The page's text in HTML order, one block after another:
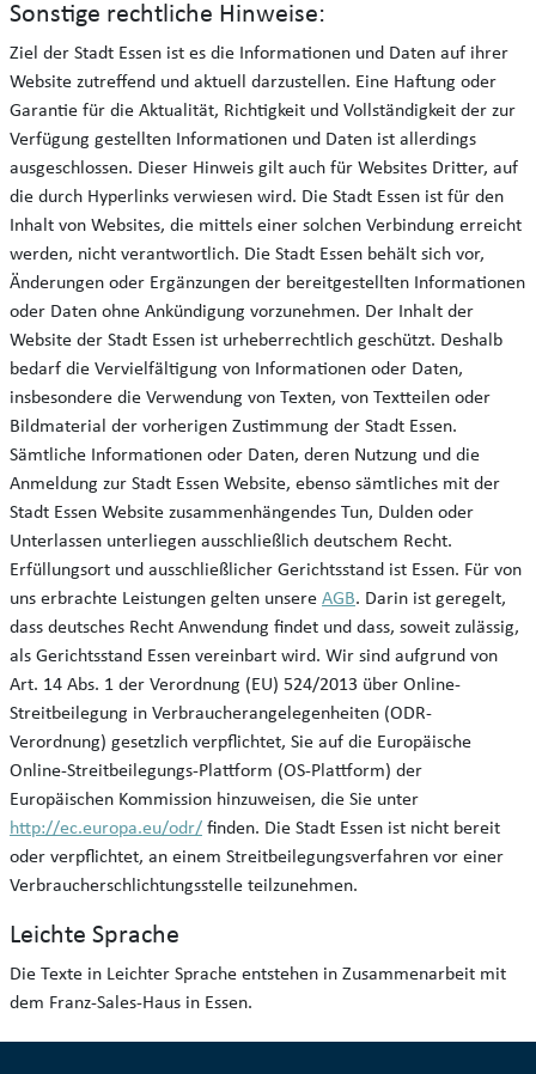
Sonstige rechtliche Hinweise:
Ziel der Stadt Essen ist es die Informationen und Daten auf ihrer
Website zutreffend und aktuell darzustellen. Eine Haftung oder
Garantie für die Aktualität, Richtigkeit und Vollständigkeit der zur
Verfügung gestellten Informationen und Daten ist allerdings
ausgeschlossen. Dieser Hinweis gilt auch für Websites Dritter, auf
die durch Hyperlinks verwiesen wird. Die Stadt Essen ist für den
Inhalt von Websites, die mittels einer solchen Verbindung erreicht
werden, nicht verantwortlich. Die Stadt Essen behält sich vor,
Änderungen oder Ergänzungen der bereitgestellten Informationen
oder Daten ohne Ankündigung vorzunehmen. Der Inhalt der
Website der Stadt Essen ist urheberrechtlich geschützt. Deshalb
bedarf die Vervielfältigung von Informationen oder Daten,
insbesondere die Verwendung von Texten, von Textteilen oder
Bildmaterial der vorherigen Zustimmung der Stadt Essen.
Sämtliche Informationen oder Daten, deren Nutzung und die
Anmeldung zur Stadt Essen Website, ebenso sämtliches mit der
Stadt Essen Website zusammenhängendes Tun, Dulden oder
Unterlassen unterliegen ausschließlich deutschem Recht.
Erfüllungsort und ausschließlicher Gerichtsstand ist Essen. Für von
uns erbrachte Leistungen gelten unsere AGB. Darin ist geregelt,
dass deutsches Recht Anwendung findet und dass, soweit zulässig,
als Gerichtsstand Essen vereinbart wird. Wir sind aufgrund von
Art. 14 Abs. 1 der Verordnung (EU) 524/2013 über Online-
Streitbeilegung in Verbraucherangelegenheiten (ODR-
Verordnung) gesetzlich verpflichtet, Sie auf die Europäische
Online-Streitbeilegungs-Plattform (OS-Plattform) der
Europäischen Kommission hinzuweisen, die Sie unter
http://ec.europa.eu/odr/ finden. Die Stadt Essen ist nicht bereit
oder verpflichtet, an einem Streitbeilegungsverfahren vor einer
Verbraucherschlichtungsstelle teilzunehmen.
Leichte Sprache
Die Texte in Leichter Sprache entstehen in Zusammenarbeit mit
dem Franz-Sales-Haus in Essen.